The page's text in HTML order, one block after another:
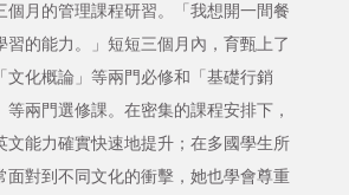
個月的管理課程研習。「我想開一間餐
習的能力。」短短三個月內，育甄上了
文化概論」等兩門必修和「基礎行銷
等兩門選修課。在密集的課程安排下，
文能力確實快速地提升；在多國學生所
面對到不同文化的衝擊，她也學會尊重